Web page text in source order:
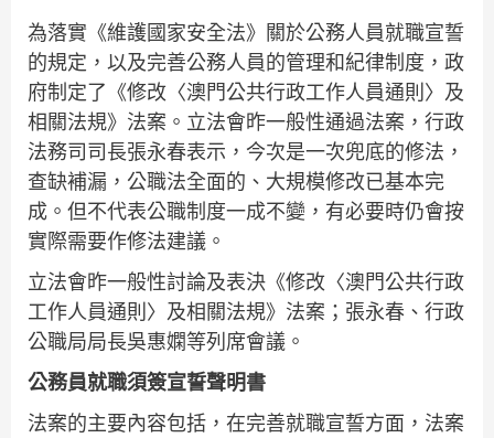
為落實《維護國家安全法》關於公務人員就職宣誓
的規定，以及完善公務人員的管理和紀律制度，政
府制定了《修改〈澳門公共行政工作人員通則〉及
相關法規》法案。立法會昨一般性通過法案，行政
法務司司長張永春表示，今次是一次兜底的修法，
查缺補漏，公職法全面的、大規模修改已基本完
成。但不代表公職制度一成不變，有必要時仍會按
實際需要作修法建議。
立法會昨一般性討論及表決《修改〈澳門公共行政
工作人員通則〉及相關法規》法案；張永春、行政
公職局局長吳惠嫻等列席會議。
公務員就職須簽宣誓聲明書
法案的主要內容包括，在完善就職宣誓方面，法案